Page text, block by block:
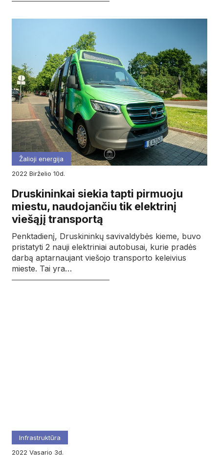
Žalioji energija
2022
birželio 10d.
Druskininkai siekia tapti pirmuoju
miestu, naudojančiu tik elektrinį
viešąjį transportą
Penktadienį, Druskininkų savivaldybės kieme, buvo
pristatyti 2 nauji elektriniai autobusai, kurie pradės
darbą aptarnaujant viešojo transporto keleivius
mieste. Tai yra…
Infrastruktūra
2022
vasario 3d.